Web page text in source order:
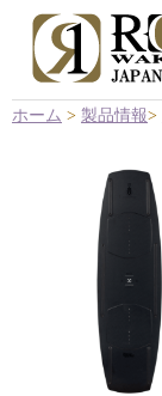
ホーム > 製品情報>